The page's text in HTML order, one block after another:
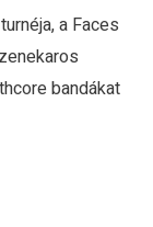
a Faces
bandákat